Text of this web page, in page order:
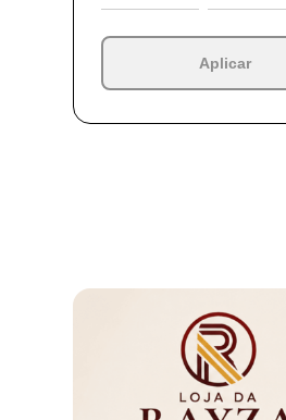
Aplicar